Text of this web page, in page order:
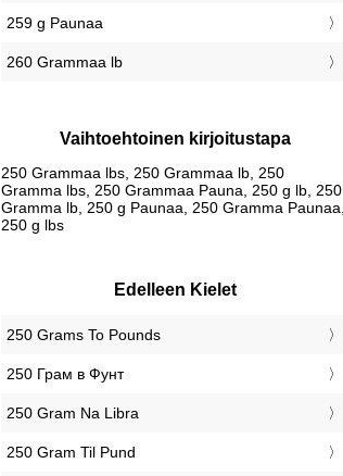
259 g Paunaa
260 Grammaa lb
Vaihtoehtoinen kirjoitustapa
250 Grammaa lbs, 250 Grammaa lb, 250
Gramma lbs, 250 Grammaa Pauna, 250 g lb, 250
Gramma lb, 250 g Paunaa, 250 Gramma Paunaa,
250 g lbs
Edelleen Kielet
‎250 Grams To Pounds
‎250 Грам в Фунт
‎250 Gram Na Libra
‎250 Gram Til Pund